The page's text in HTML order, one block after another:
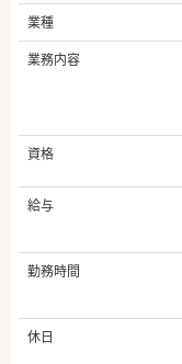
業種
業務内容
資格
給与
勤務時間
休日